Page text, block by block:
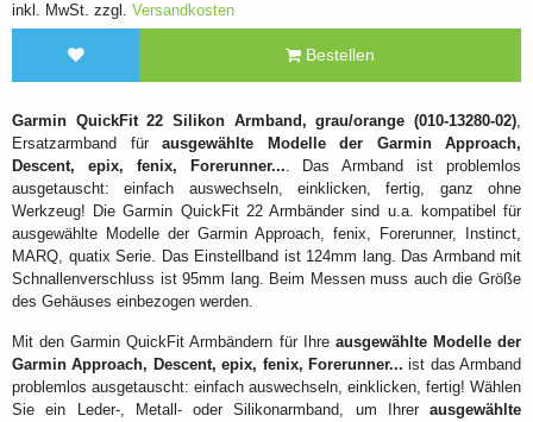
inkl. MwSt. zzgl. Versandkosten
Bestellen
Garmin QuickFit 22 Silikon Armband, grau/orange (010-13280-02)
Ersatzarmband für ausgewählte Modelle der Garmin Approach,
Descent, epix, fenix, Forerunner... . Das Armband ist problemlos
ausgetauscht: einfach auswechseln, einklicken, fertig, ganz ohne
Werkzeug! Die Garmin QuickFit 22 Armbänder sind u.a. kompatibel für
ausgewählte Modelle der Garmin Approach, fenix, Forerunner, Instinct,
MARQ, quatix Serie. Das Einstellband ist 124mm lang. Das Armband mit
Schnallenverschluss ist 95mm lang. Beim Messen muss auch die Größe
des Gehäuses einbezogen werden.
Mit den Garmin QuickFit Armbändern für Ihre ausgewählte Modelle der
Garmin Approach, Descent, epix, fenix, Forerunner... ist das Armband
problemlos ausgetauscht: einfach auswechseln, einklicken, fertig! Wählen
Sie ein Leder-, Metall- oder Silikonarmband, um Ihrer ausgewählte